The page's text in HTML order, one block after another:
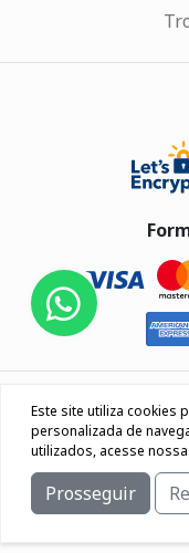
Eletrus
Rua Os 18 do forte,
Este site utiliza cookies
personalizada de
utilizados, acesse nossa
Prosseguir